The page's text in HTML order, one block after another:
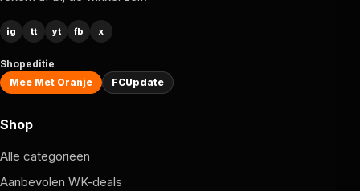
ig tt yt fb x
Shopeditie
Mee Met Oranje
FCUpdate
Shop
Alle categorieën
Aanbevolen WK-deals